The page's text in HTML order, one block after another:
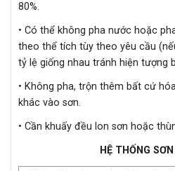
80%.
• Có thể không pha nước hoặc
theo thể tích tùy theo yêu cầu
tỷ lệ giống nhau tránh hiện tượng
• Không pha, trộn thêm bất cứ
khác vào sơn.
• Cần khuấy đều lon sơn hoặc
HỆ THỐNG